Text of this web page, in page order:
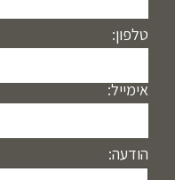
טלפון:
אימייל:
הודעה: